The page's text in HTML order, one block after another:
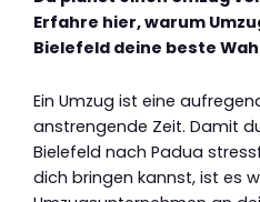
Erfahre hier, warum
Bielefeld deine beste
Ein Umzug ist eine
anstrengende Zeit. Damit
Bielefeld nach Padua
dich bringen kannst, ist es